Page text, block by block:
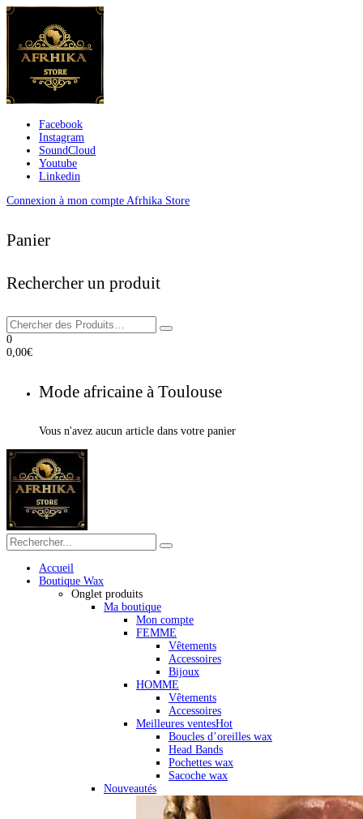
Facebook
Instagram
SoundCloud
Youtube
Linkedin
Connexion à mon compte Afrhika Store
Panier
Rechercher un produit
0
0,00€
Mode africaine à Toulouse
Vous n'avez aucun article dans votre panier
Accueil
Boutique Wax
Onglet produits
Ma boutique
Mon compte
FEMME
Vêtements
Accessoires
Bijoux
HOMME
Vêtements
Accessoires
Meilleures ventesHot
Boucles d’oreilles wax
Head Bands
Pochettes wax
Sacoche wax
Nouveautés